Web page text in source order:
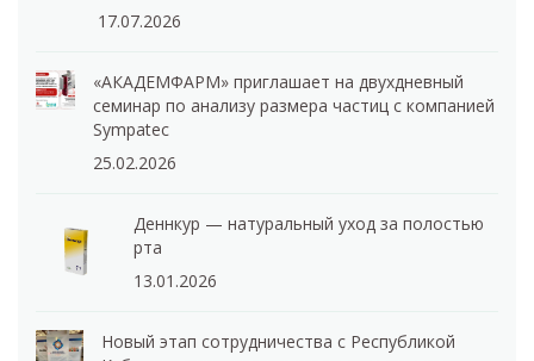
17.07.2026
«АКАДЕМФАРМ» приглашает на двухдневный
семинар по анализу размера частиц с компанией
Sympatec
25.02.2026
Деннкур — натуральный уход за полостью
рта
13.01.2026
Новый этап сотрудничества с Республикой